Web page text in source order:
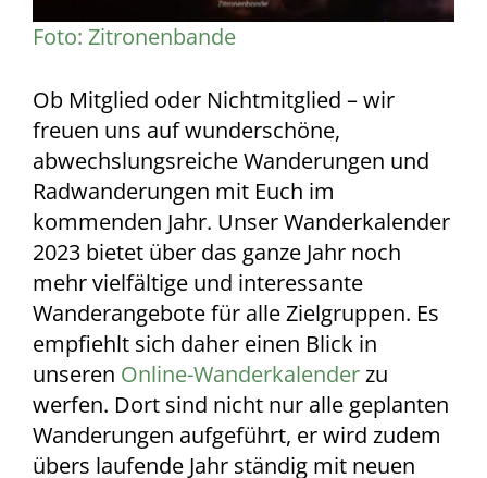
Foto: Zitronenbande
Ob Mitglied oder Nichtmitglied – wir
freuen uns auf wunderschöne,
abwechslungsreiche Wanderungen und
Radwanderungen mit Euch im
kommenden Jahr. Unser Wanderkalender
2023 bietet über das ganze Jahr noch
mehr vielfältige und interessante
Wanderangebote für alle Zielgruppen. Es
empfiehlt sich daher einen Blick in
unseren Online-Wanderkalenderzu
werfen. Dort sind nicht nur alle geplanten
Wanderungen aufgeführt, er wird zudem
übers laufende Jahr ständig mit neuen